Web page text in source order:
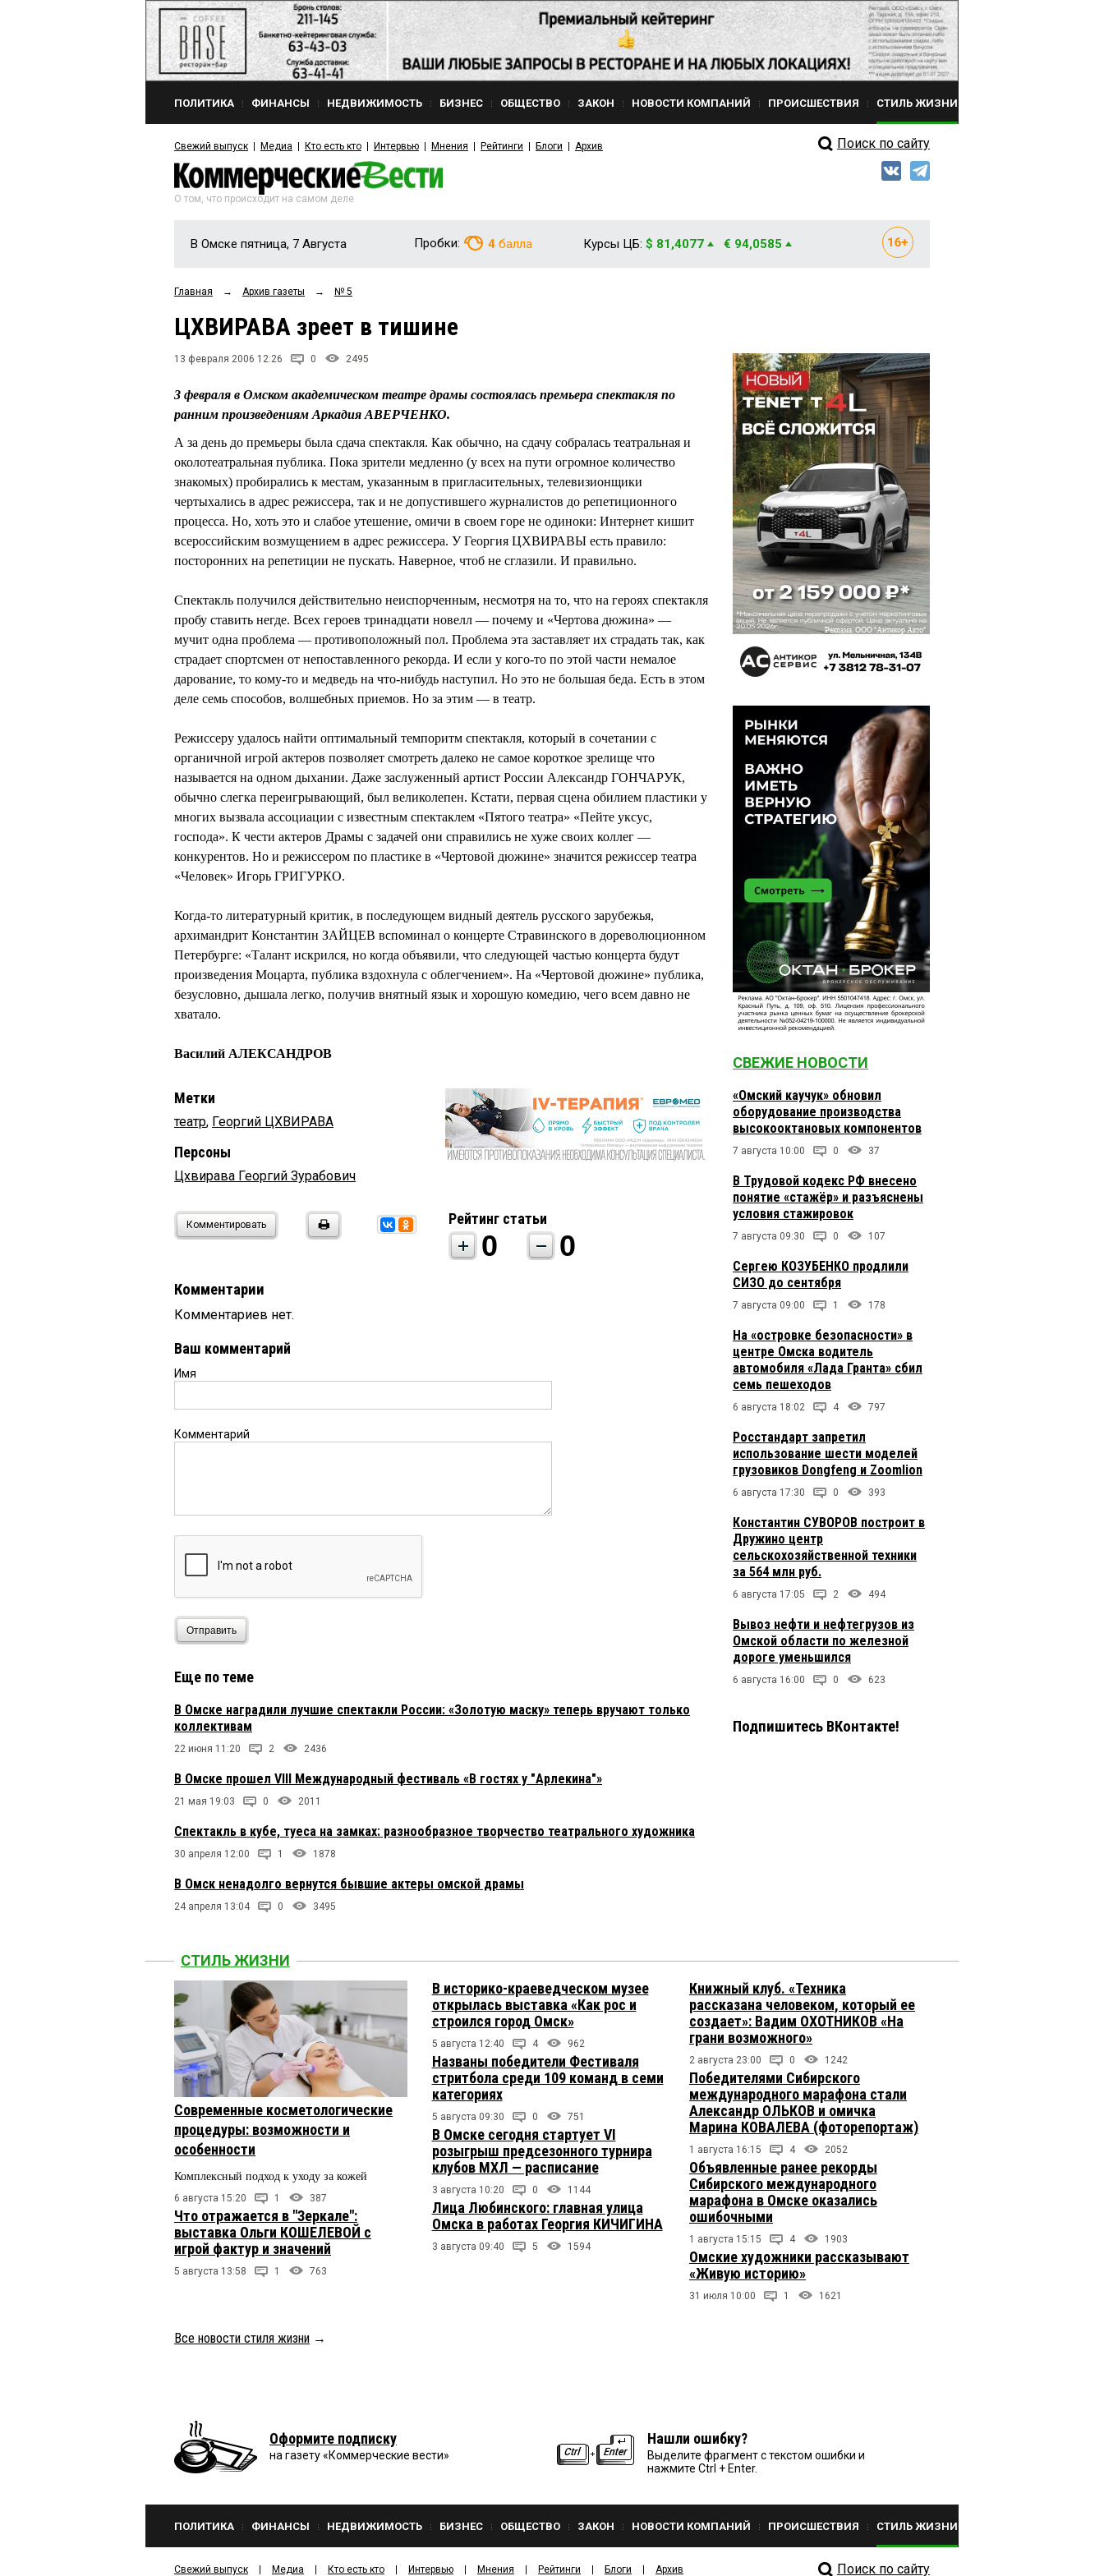
ПОЛИТИКА ФИНАНСЫ НЕДВИЖИМОСТЬ БИЗНЕС ОБЩЕСТВО ЗАКОН НОВОСТИ КОМПАНИЙ ПРОИСШЕСТВИЯ СТИЛЬ ЖИЗНИ
Свежий выпуск Медиа Кто есть кто Интервью Мнения Рейтинги Блоги Архив Поиск по сайту
О том, что происходит на самом деле
В Омске пятница, 7 Августа Пробки: 4 балла Курсы ЦБ: $ 81,4077 € 94,0585
Главная → Архив газеты → № 5
ЦХВИРАВА зреет в тишине
13 февраля 2006 12:26 0 2495
3 февраля в Омском академическом театре драмы состоялась премьера спектакля по
ранним произведениям Аркадия АВЕРЧЕНКО.
А за день до премьеры была сдача спектакля. Как обычно, на сдачу собралась театральная и
околотеатральная публика. Пока зрители медленно (у всех на пути огромное количество
знакомых) пробирались к местам, указанным в пригласительных, телевизионщики
чертыхались в адрес режиссера, так и не допустившего журналистов до репетиционного
процесса. Но, хоть это и слабое утешение, омичи в своем горе не одиноки: Интернет кишит
всероссийским возмущением в адрес режиссера. У Георгия ЦХВИРАВЫ есть правило:
посторонних на репетиции не пускать. Наверное, чтоб не сглазили. И правильно.
Спектакль получился действительно неиспорченным, несмотря на то, что на героях спектакля
пробу ставить негде. Всех героев тринадцати новелл — почему и «Чертова дюжина» —
мучит одна проблема — противоположный пол. Проблема эта заставляет их страдать так, как
страдает спортсмен от непоставленного рекорда. И если у кого-то по этой части немалое
дарование, то кому-то и медведь на что-нибудь наступил. Но это не большая беда. Есть в этом
деле семь способов, волшебных приемов. Но за этим — в театр.
Режиссеру удалось найти оптимальный темпоритм спектакля, который в сочетании с
органичной игрой актеров позволяет смотреть далеко не самое короткое зрелище что
называется на одном дыхании. Даже заслуженный артист России Александр ГОНЧАРУК,
обычно слегка переигрывающий, был великолепен. Кстати, первая сцена обилием пластики у
многих вызвала ассоциации с известным спектаклем «Пятого театра» «Пейте уксус,
господа». К чести актеров Драмы с задачей они справились не хуже своих коллег —
конкурентов. Но и режиссером по пластике в «Чертовой дюжине» значится режиссер театра
«Человек» Игорь ГРИГУРКО.
Когда-то литературный критик, в последующем видный деятель русского зарубежья,
архимандрит Константин ЗАЙЦЕВ вспоминал о концерте Стравинского в дореволюционном
Петербурге: «Талант искрился, но когда объявили, что следующей частью концерта будут
произведения Моцарта, публика вздохнула с облегчением». На «Чертовой дюжине» публика,
безусловно, дышала легко, получив внятный язык и хорошую комедию, чего всем давно не
хватало.
Василий АЛЕКСАНДРОВ
Метки
театр, Георгий ЦХВИРАВА
Персоны
Цхвирава Георгий Зурабович
Комментировать Рейтинг статьи
0 0
Комментарии
Комментариев нет.
Ваш комментарий
Имя
Комментарий
Отправить
Еще по теме
В Омске наградили лучшие спектакли России: «Золотую маску» теперь вручают только
коллективам
22 июня 11:20 2 2436
В Омске прошел VIII Международный фестиваль «В гостях у "Арлекина"»
21 мая 19:03 0 2011
Спектакль в кубе, туеса на замках: разнообразное творчество театрального художника
30 апреля 12:00 1 1878
В Омск ненадолго вернутся бывшие актеры омской драмы
24 апреля 13:04 0 3495
СВЕЖИЕ НОВОСТИ
«Омский каучук» обновил
оборудование производства
высокооктановых компонентов
7 августа 10:00 0 37
В Трудовой кодекс РФ внесено
понятие «стажёр» и разъяснены
условия стажировок
7 августа 09:30 0 107
Сергею КОЗУБЕНКО продлили
СИЗО до сентября
7 августа 09:00 1 178
На «островке безопасности» в
центре Омска водитель
автомобиля «Лада Гранта» сбил
семь пешеходов
6 августа 18:02 4 797
Росстандарт запретил
использование шести моделей
грузовиков Dongfeng и Zoomlion
6 августа 17:30 0 393
Константин СУВОРОВ построит в
Дружино центр
сельскохозяйственной техники
за 564 млн руб.
6 августа 17:05 2 494
Вывоз нефти и нефтегрузов из
Омской области по железной
дороге уменьшился
6 августа 16:00 0 623
Подпишитесь ВКонтакте!
СТИЛЬ ЖИЗНИ
Современные косметологические
процедуры: возможности и
особенности
Комплексный подход к уходу за кожей
6 августа 15:20 1 387
Что отражается в "Зеркале":
выставка Ольги КОШЕЛЕВОЙ с
игрой фактур и значений
5 августа 13:58 1 763
В историко-краеведческом музее
открылась выставка «Как рос и
строился город Омск»
5 августа 12:40 4 962
Названы победители Фестиваля
стритбола среди 109 команд в семи
категориях
5 августа 09:30 0 751
В Омске сегодня стартует VI
розыгрыш предсезонного турнира
клубов МХЛ — расписание
3 августа 10:20 0 1144
Лица Любинского: главная улица
Омска в работах Георгия КИЧИГИНА
3 августа 09:40 5 1594
Книжный клуб. «Техника
рассказана человеком, который ее
создает»: Вадим ОХОТНИКОВ «На
грани возможного»
2 августа 23:00 0 1242
Победителями Сибирского
международного марафона стали
Александр ОЛЬКОВ и омичка
Марина КОВАЛЕВА (фоторепортаж)
1 августа 16:15 4 2052
Объявленные ранее рекорды
Сибирского международного
марафона в Омске оказались
ошибочными
1 августа 15:15 4 1903
Омские художники рассказывают
«Живую историю»
31 июля 10:00 1 1621
Все новости стиля жизни →
Оформите подписку
на газету «Коммерческие вести»
Нашли ошибку?
Выделите фрагмент с текстом ошибки и
нажмите Ctrl + Enter.
ПОЛИТИКА ФИНАНСЫ НЕДВИЖИМОСТЬ БИЗНЕС ОБЩЕСТВО ЗАКОН НОВОСТИ КОМПАНИЙ ПРОИСШЕСТВИЯ СТИЛЬ ЖИЗНИ
Свежий выпуск Медиа Кто есть кто Интервью Мнения Рейтинги Блоги Архив Поиск по сайту